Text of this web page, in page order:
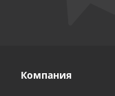
Компания